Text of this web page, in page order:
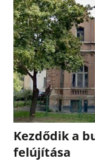
Kezdődik a
felújítása